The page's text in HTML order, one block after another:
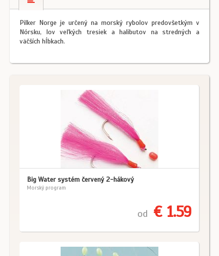
Pilker Norge je určený na morský rybolov predovšetkým v
Nórsku, lov veľkých tresiek a halibutov na stredných a
väčších hĺbkach.
Big Water systém červený 2-hákový
Morský program
od € 1.59